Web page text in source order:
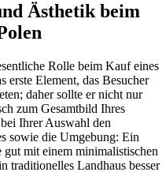
Ästhetik beim
Rolle beim Kauf eines
erste Element, das Besucher
daher sollte er nicht nur
zum Gesamtbild Ihres
Ihrer Auswahl den
sowie die Umgebung: Ein
mit einem minimalistischen
traditionelles Landhaus besser